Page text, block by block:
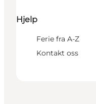
Hjelp
Ferie fra A-Z
Kontakt oss